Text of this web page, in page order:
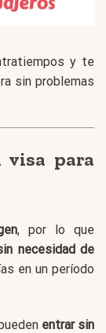
y te
sin problemas
visa para
, por lo que
necesidad de
en un período
entrar sin